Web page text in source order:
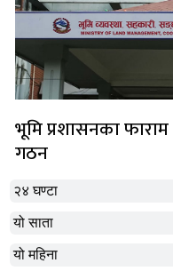
२४ घण्टा
यो साता
यो महिना
भूमि प्रशासनका
गठन